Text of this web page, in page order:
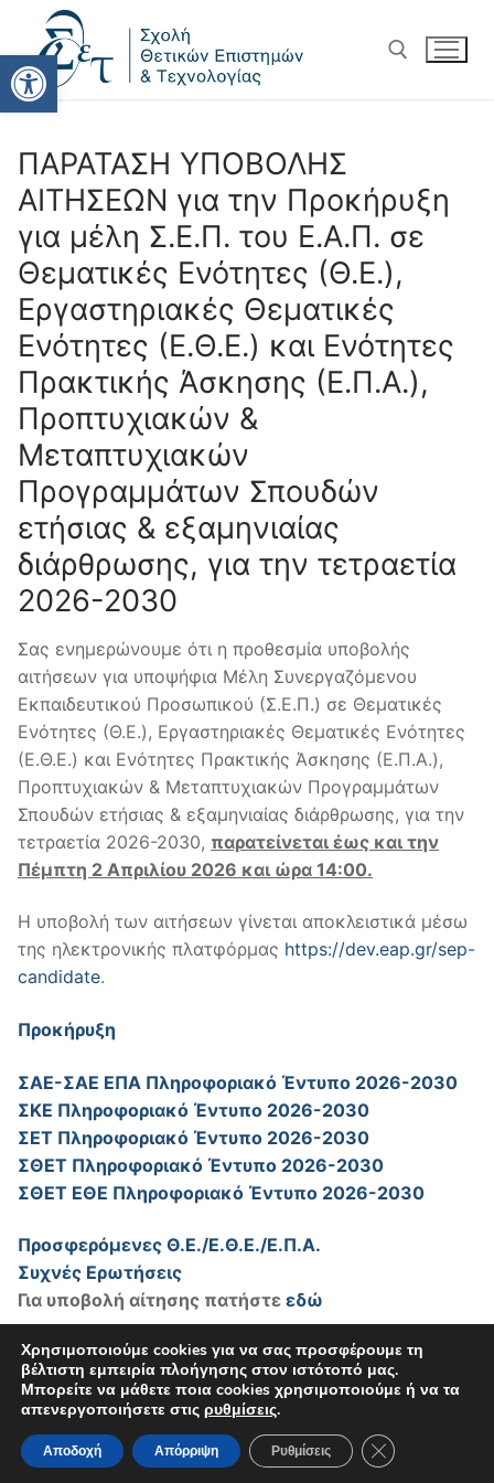
Ανοίξτε τη γραμμή
ΠΑΡΑΤΑΣΗ ΥΠΟΒΟΛΗΣ
ΑΙΤΗΣΕΩΝ για την Προκήρυξη
για μέλη Σ.Ε.Π. του Ε.Α.Π. σε
Θεματικές Ενότητες (Θ.Ε.),
Εργαστηριακές Θεματικές
Ενότητες (Ε.Θ.Ε.) και Ενότητες
Πρακτικής Άσκησης (Ε.Π.Α.),
Προπτυχιακών &
Μεταπτυχιακών
Προγραμμάτων Σπουδών
ετήσιας & εξαμηνιαίας
διάρθρωσης, για την τετραετία
2026-2030
Σας ενημερώνουμε ότι η προθεσμία υποβολής
αιτήσεων για υποψήφια Μέλη Συνεργαζόμενου
Εκπαιδευτικού Προσωπικού (Σ.Ε.Π.) σε Θεματικές
Ενότητες (Θ.Ε.), Εργαστηριακές Θεματικές Ενότητες
(Ε.Θ.Ε.) και Ενότητες Πρακτικής Άσκησης (Ε.Π.Α.),
Προπτυχιακών & Μεταπτυχιακών Προγραμμάτων
Σπουδών ετήσιας & εξαμηνιαίας διάρθρωσης, για την
τετραετία 2026-2030, παρατείνεται έως και την
Πέμπτη 2 Απριλίου 2026 και ώρα 14:00.
Η υποβολή των αιτήσεων γίνεται αποκλειστικά μέσω
της ηλεκτρονικής πλατφόρμας https://dev.eap.gr/sep-
candidate.
Προκήρυξη
ΣΑΕ-ΣΑΕ ΕΠΑ Πληροφοριακό Έντυπο 2026-2030
ΣΚΕ Πληροφοριακό Έντυπο 2026-2030
ΣΕΤ Πληροφοριακό Έντυπο 2026-2030
ΣΘΕΤ Πληροφοριακό Έντυπο 2026-2030
ΣΘΕΤ ΕΘΕ Πληροφοριακό Έντυπο 2026-2030
Προσφερόμενες Θ.Ε./Ε.Θ.Ε./Ε.Π.Α.
Συχνές Ερωτήσεις
Για υποβολή αίτησης πατήστε εδώ
Πνευματικά δικαιώματα © 2026
Πανεπιστήμιο–Δήλωση Προσβασιμότητας
Χρησιμοποιούμε cookies για να σας προσφέρουμε τη
βέλτιστη εμπειρία πλοήγησης στον ιστότοπό μας.
Μπορείτε να μάθετε ποια cookies χρησιμοποιούμε ή να τα
απενεργοποιήσετε στις ρυθμίσεις.
Αποδοχή Απόρριψη Ρυθμίσεις Κλείσιμο του